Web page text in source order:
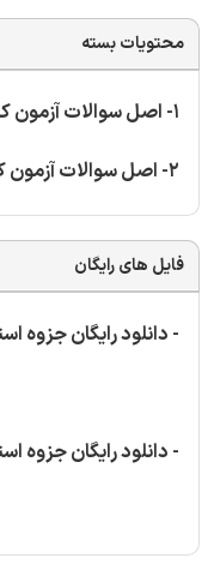
محتویات بسته
1- اصل سوالات آزمون کتبی ریخته گر (درجه 1) فنی و حرفه ای به تعداد 269 سوال
2- اصل سوالات آزمون کتبی ریخته گر (درجه 2) فنی و حرفه ای به تعداد 370 سوال
فایل های رایگان
- دانلود رایگان جزوه
- دانلود رایگان جزوه